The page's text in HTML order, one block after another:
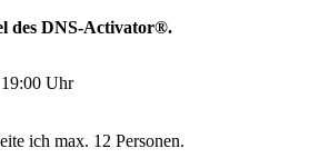
des DNS-Activator®.
Uhr
ich max. 12 Personen.